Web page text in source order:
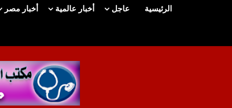
الرئيسية عاجل أخبار عالمية أخبار مصر